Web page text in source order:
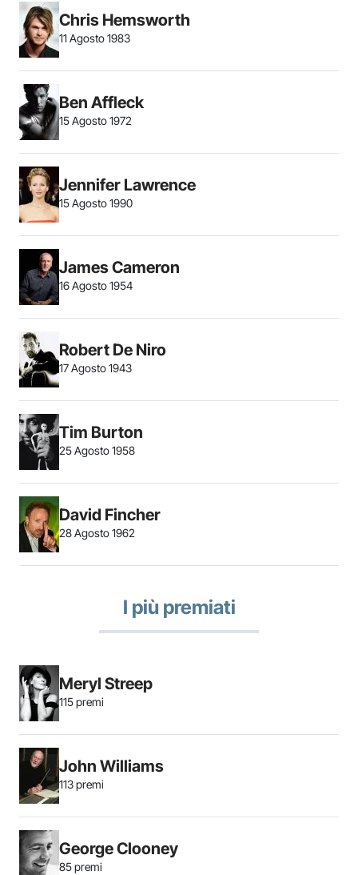
Chris Hemsworth
11 Agosto 1983
Ben Affleck
15 Agosto 1972
Jennifer Lawrence
15 Agosto 1990
James Cameron
16 Agosto 1954
Robert De Niro
17 Agosto 1943
Tim Burton
25 Agosto 1958
David Fincher
28 Agosto 1962
I più premiati
Meryl Streep
115 premi
John Williams
113 premi
George Clooney
85 premi